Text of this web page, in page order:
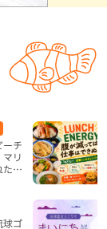
ーチ
マリ
た想
球ゴ